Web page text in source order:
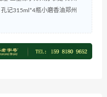
记315ml*4瓶小磨香油郑州